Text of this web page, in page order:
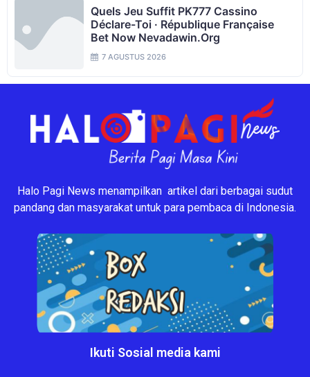
Quels Jeu Suffit PK777 Cassino
Déclare-Toi · République Française
Bet Now Nevadawin.org
7 AGUSTUS 2026
Halo Pagi News menampilkan artikel dari berbagai sudut
pandang dan masyarakat untuk para pembaca di Indonesia.
Ikuti Sosial media kami